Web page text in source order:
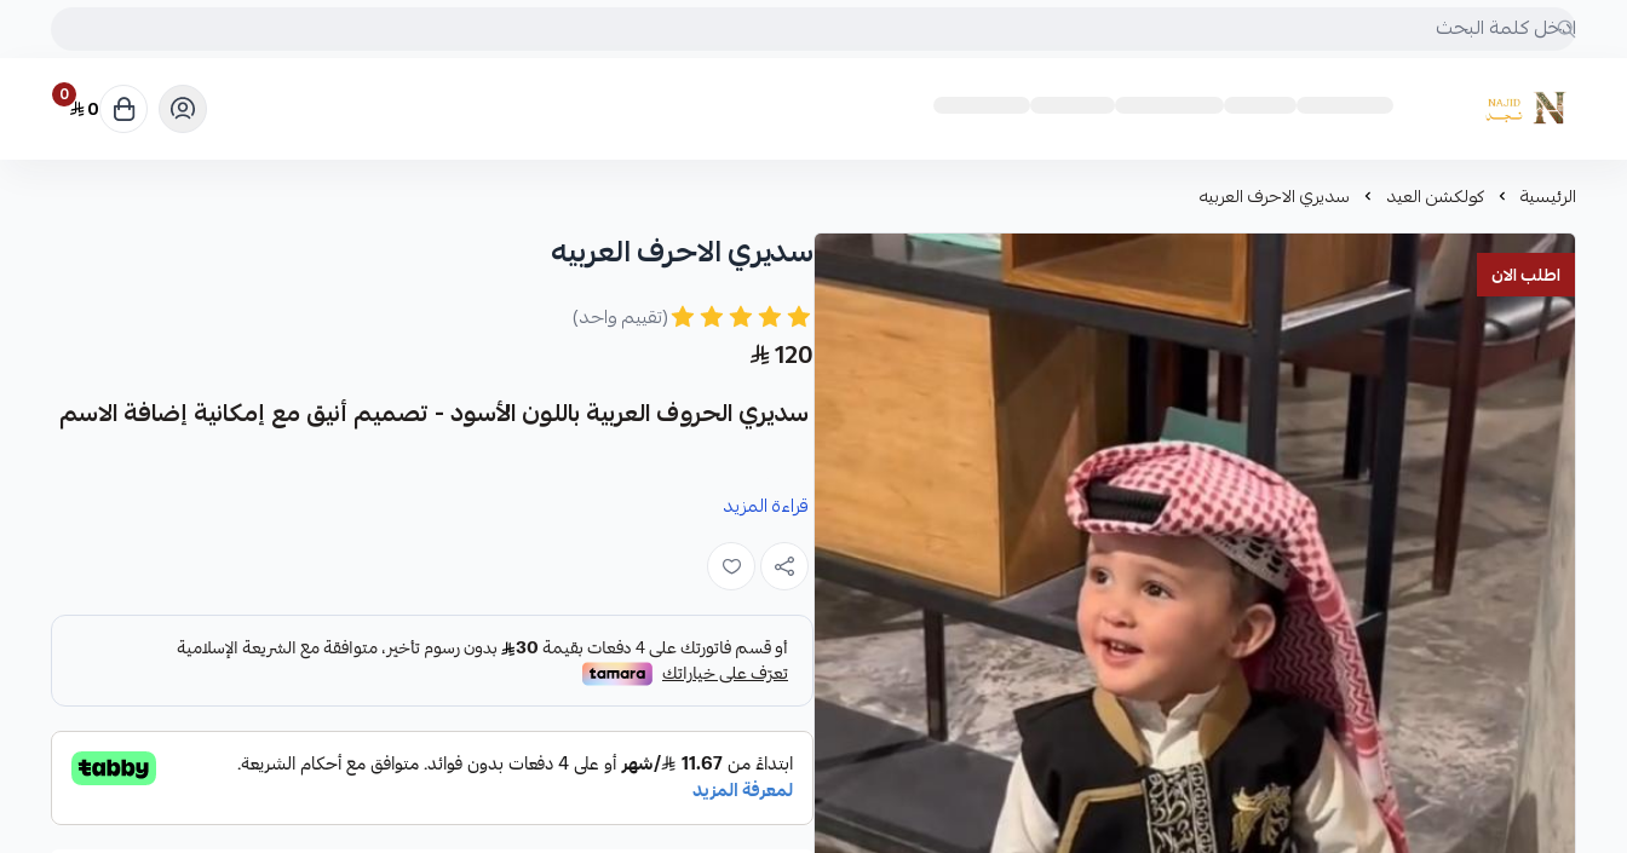
متجر نجد
0 0
الرئيسية كولكشن العيد سديري الاحرف العربيه
اطلب الان سديري الاحرف العربيه
(تقييم واحد)
120
سديري الحروف العربية باللون الأسود - تصميم أنيق مع إمكانية إضافة الاسم
لمسة فريدة على إطلالة طفلك، هذا السديري يجمع بين البساطة والفخامة ليكون خيارك المثالي
للمناسبات.
مميزات المنتج: سديري
تصميم أنيق باللون الأسود يناسب كافة المناسبات.
مقاسات متوفرة تناسب الأطفال من عمر سنة إلى 14 سنة.
إمكانية إضافة اسم طفلك لجعل السديري قطعة فريدة من نوعها.
المقاسات مصممة لتناسب الأجسام النحيفة والمتوسطة، مما يضمن الراحة والأناقة.
قراءة المزيد